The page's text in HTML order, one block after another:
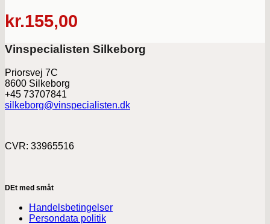
kr.155,00
Vinspecialisten Silkeborg
Priorsvej 7C
8600 Silkeborg
+45 73707841
silkeborg@vinspecialisten.dk
CVR: 33965516
DEt med småt
Handelsbetingelser
Persondata politik